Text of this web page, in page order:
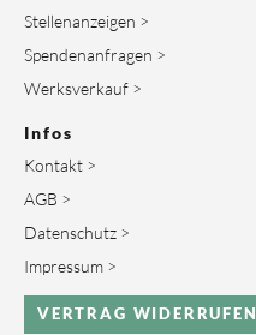
Stellenanzeigen >
Spendenanfragen >
Werksverkauf >
Infos
Kontakt >
AGB >
Datenschutz >
Impressum >
VERTRAG WIDERRUFEN